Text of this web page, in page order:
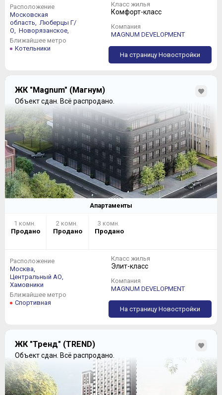
Расположение
Московская
область, Люберцы Г/
О, Новорязанское,
Ближайшее метро
Котельники
Класс жилья
Комфорт-класс
Компания
MAGNUM DEVELOPMENT
На страницу Новостройки
ЖК "Magnum" (Магнум)
Объект сдан. Всё распродано.
Апартаменты
1 комн.
Продано
2 комн.
Продано
3 комн.
Продано
Расположение
Москва,
Центральный АО,
Хамовники
Ближайшее метро
Спортивная
Класс жилья
Элит-класс
Компания
MAGNUM DEVELOPMENT
На страницу Новостройки
ЖК "Тренд" (TREND)
Объект сдан. Всё распродано.